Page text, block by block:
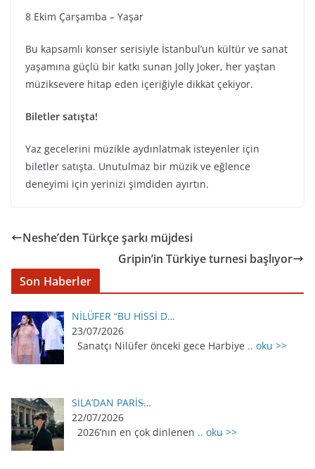
8 Ekim Çarşamba – Yaşar
Bu kapsamlı konser serisiyle İstanbul’un kültür ve sanat
yaşamına güçlü bir katkı sunan Jolly Joker, her yaştan
müziksevere hitap eden içeriğiyle dikkat çekiyor.
Biletler satışta!
Yaz gecelerini müzikle aydınlatmak isteyenler için
biletler satışta. Unutulmaz bir müzik ve eğlence
deneyimi için yerinizi şimdiden ayırtın.
Neshe’den Türkçe şarkı müjdesi
Gripin’in Türkiye turnesi başlıyor
Son Haberler
NİLÜFER “BU HİSSİ D…
23/07/2026
Sanatçı Nilüfer önceki gece Harbiye .. oku >>
SILA’DAN PARİS̵…
22/07/2026
2026’nın en çok dinlenen .. oku >>